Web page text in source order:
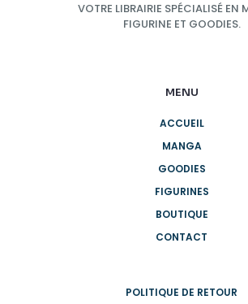
VOTRE LIBRAIRIE SPÉCIALISÉ EN
FIGURINE ET GOODIES.
MENU
ACCUEIL
MANGA
GOODIES
FIGURINES
BOUTIQUE
CONTACT
POLITIQUE DE RETOUR